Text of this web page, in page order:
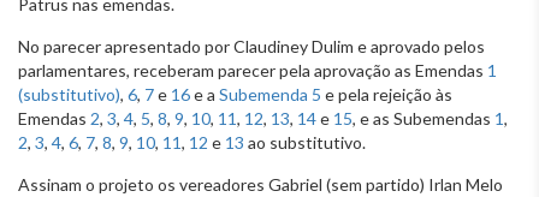
Patrus nas emendas.
No parecer apresentado por Claudiney Dulim e aprovado pelos
parlamentares, receberam parecer pela aprovação as Emendas 1
(substitutivo), 6, 7e 16e a Subemenda 5 e pela rejeição às
Emendas 2, 3, 4, 5, 8, 9, 10, 11, 12, 13, 14e 15, e as Subemendas 1,
2, 3, 4, 6, 7, 8, 9, 10, 11, 12 e 13 ao substitutivo.
Assinam o projeto os vereadores Gabriel (sem partido) Irlan Melo